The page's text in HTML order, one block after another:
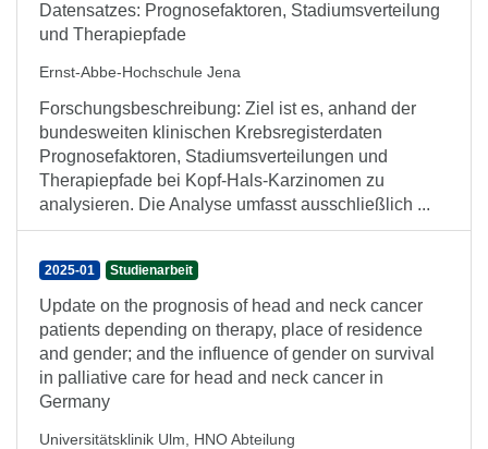
Datensatzes: Prognosefaktoren, Stadiumsverteilung
und Therapiepfade
Ernst-Abbe-Hochschule Jena
Forschungsbeschreibung: Ziel ist es, anhand der
bundesweiten klinischen Krebsregisterdaten
Prognosefaktoren, Stadiumsverteilungen und
Therapiepfade bei Kopf-Hals-Karzinomen zu
analysieren. Die Analyse umfasst ausschließlich ...
2025-01 Studienarbeit
Update on the prognosis of head and neck cancer
patients depending on therapy, place of residence
and gender; and the influence of gender on survival
in palliative care for head and neck cancer in
Germany
Universitätsklinik Ulm, HNO Abteilung